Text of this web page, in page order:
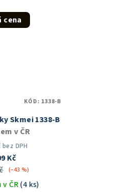
z
5
cena
Skmei 1338-B
v ČR
bez DPH
Kč
(–43 %)
ČR(4 ks)
KÓD: 1338-B